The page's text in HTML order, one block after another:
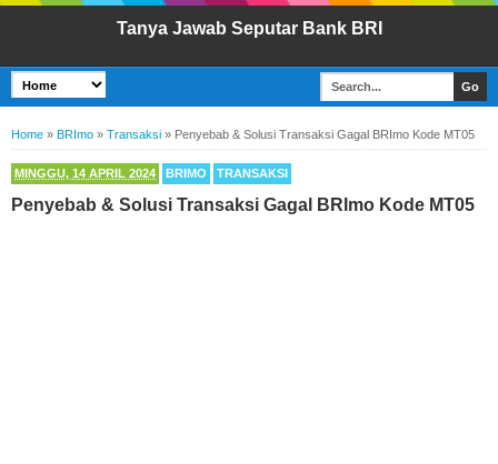
Tanya Jawab Seputar Bank BRI
Home » BRImo » Transaksi » Penyebab & Solusi Transaksi Gagal BRImo Kode MT05
MINGGU, 14 APRIL 2024 BRIMO TRANSAKSI
Penyebab & Solusi Transaksi Gagal BRImo Kode MT05